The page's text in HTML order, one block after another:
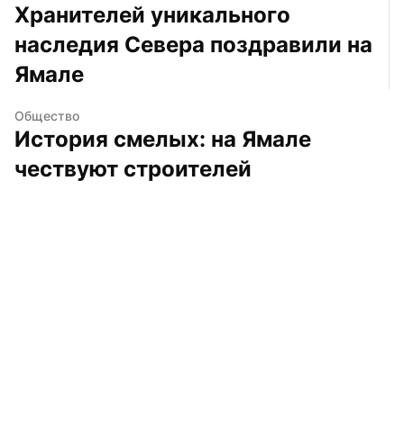
Хранителей уникального
наследия Севера поздравили на
Ямале
Общество
История смелых: на Ямале
чествуют строителей